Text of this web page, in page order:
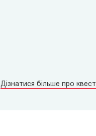
Дізнатися більше про квест